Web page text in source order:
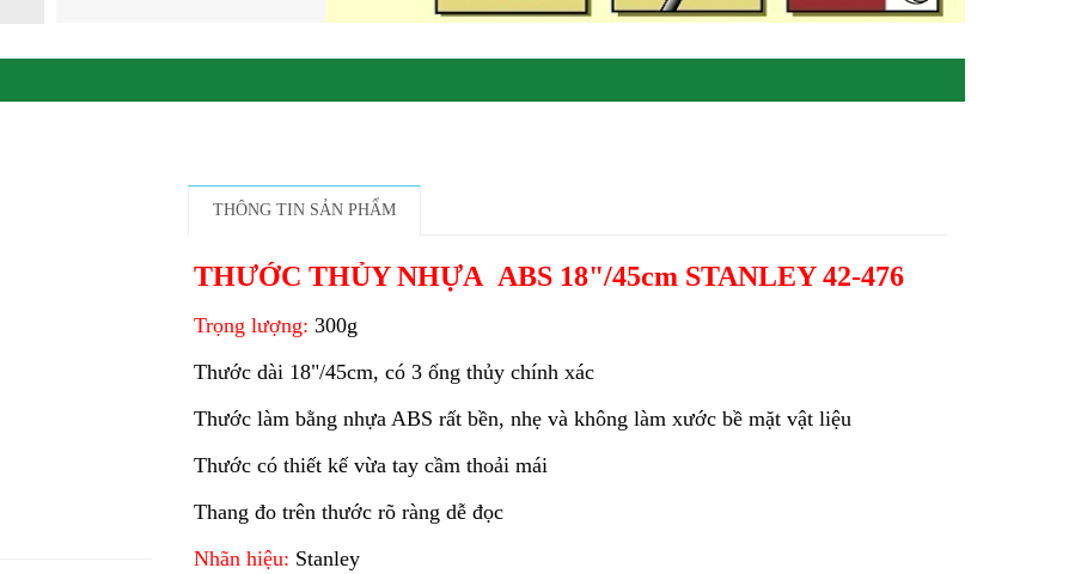
THÔNG TIN SẢN PHẨM
THƯỚC THỦY NHỰA ABS 18"/45cm STANLEY 42-476
Trọng lượng: 300g
Thước dài 18"/45cm, có 3 ống thủy chính xác
Thước làm bằng nhựa ABS rất bền, nhẹ và không làm xước bề mặt vật liệu
Thước có thiết kế vừa tay cầm thoải mái
Thang đo trên thước rõ ràng dễ đọc
Nhãn hiệu: Stanley